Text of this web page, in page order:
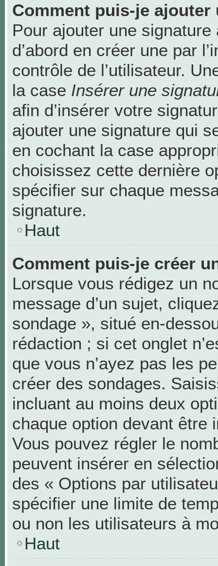
Comment puis-je ajouter
Pour ajouter une
d’abord en créer une par
contrôle de l’utilisateur.
la case Insérer une
afin d’insérer votre
ajouter une signature qui
en cochant la case
choisissez cette dernière
spécifier sur chaque
signature.
Haut
Comment puis-je créer
Lorsque vous rédigez un
message d’un sujet,
sondage », situé en-
rédaction ; si cet onglet
que vous n’ayez pas les
créer des sondages.
incluant au moins deux
chaque option devant être
Vous pouvez régler le
peuvent insérer en
des « Options par
spécifier une limite de
ou non les utilisateurs à
Haut